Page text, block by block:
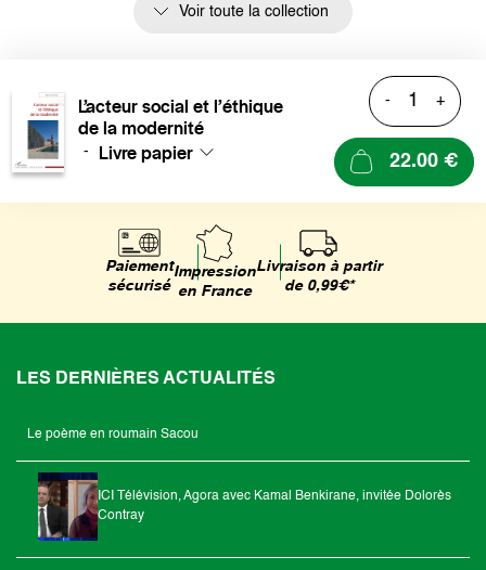
Voir toute la collection
L’acteur social et l’éthique
de la modernité
- Livre papier
- +
22.00 €
Paiement
sécurisé
Impression
en France
Livraison à partir
de 0,99€*
LES DERNIÈRES ACTUALITÉS
Le poème en roumain Sacou
ICI Télévision, Agora avec Kamal Benkirane, invitée Dolorès
Contray